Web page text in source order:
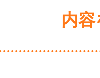
内